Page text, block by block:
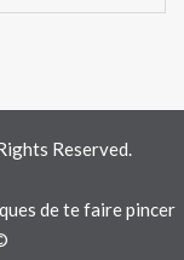
Reserved.
de te faire pincer